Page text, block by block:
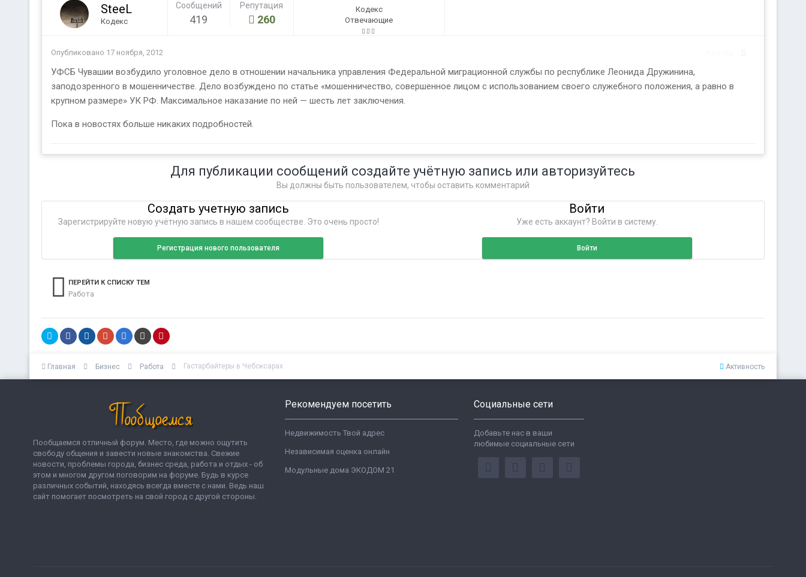
SteeL
Кодекс
Сообщений
419
Репутация
260
Кодекс
Отвечающие
Опубликовано 17 ноября, 2012
УФСБ Чувашии возбудило уголовное дело в отношении начальника управления Федеральной миграционной службы по республике Леонида Дружинина,
заподозренного в мошенничестве. Дело возбуждено по статье «мошенничество, совершенное лицом с использованием своего служебного положения, а равно в
крупном размере» УК РФ. Максимальное наказание по ней — шесть лет заключения.
Пока в новостях больше никаких подробностей.
Для публикации сообщений создайте учётную запись или авторизуйтесь
Вы должны быть пользователем, чтобы оставить комментарий
Создать учетную запись
Зарегистрируйте новую учётную запись в нашем сообществе. Это очень просто!
Регистрация нового пользователя
Войти
Уже есть аккаунт? Войти в систему.
Войти
ПЕРЕЙТИ К СПИСКУ ТЕМ
Работа
Активность
Главная Бизнес Работа Гастарбайтеры в Чебоксарах
Пообщаемся отличный форум. Место, где можно ощутить
свободу общения и завести новые знакомства. Свежие
новости, проблемы города, бизнес среда, работа и отдых - об
этом и многом другом поговорим на форуме. Будь в курсе
различных событий, находясь всегда вместе с нами. Ведь наш
сайт помогает посмотреть на свой город с другой стороны.
Рекомендуем посетить
Недвижимость Твой адрес
Независимая оценка онлайн
Модульные дома ЭКОДОМ 21
Социальные сети
Добавьте нас в ваши
любимые социальные сети